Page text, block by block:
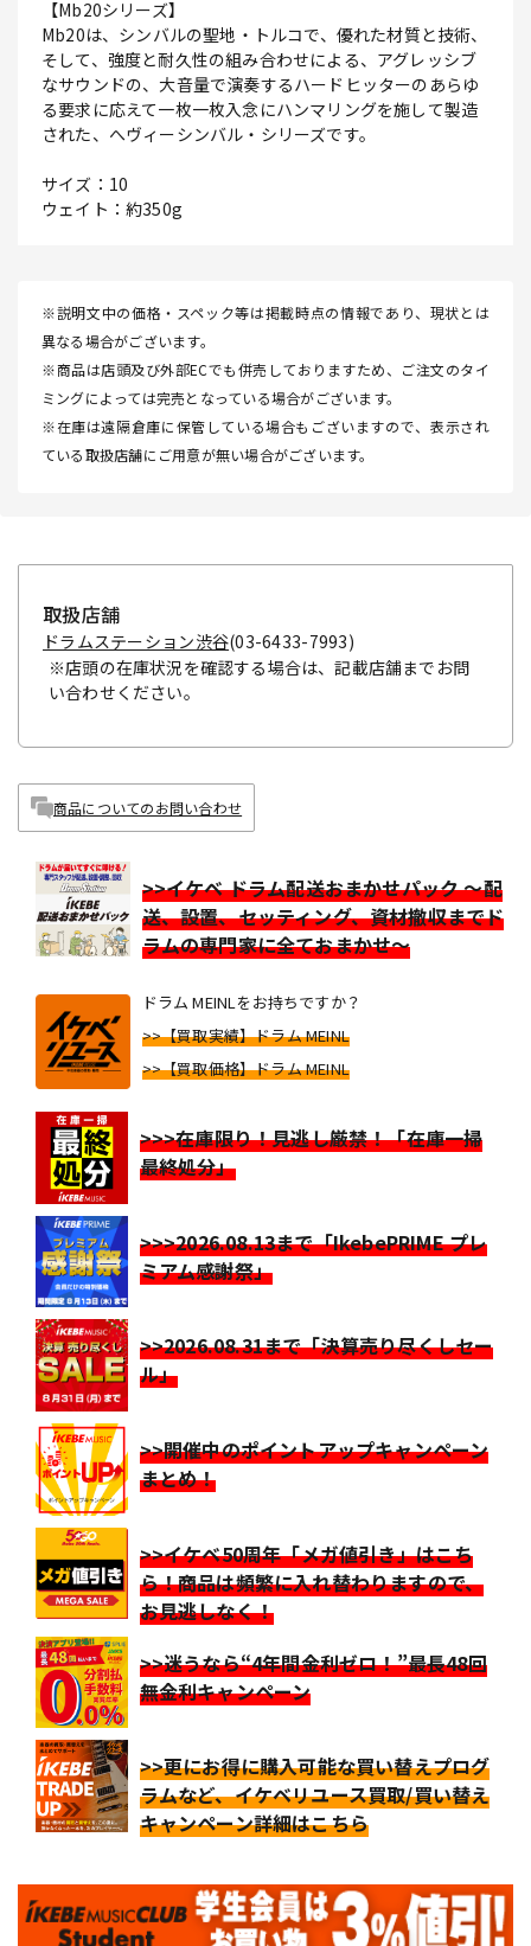
【Mb20シリーズ】
Mb20は、シンバルの聖地・トルコで、優れた材質と技術、
そして、強度と耐久性の組み合わせによる、アグレッシブ
なサウンドの、大音量で演奏するハードヒッターのあらゆ
る要求に応えて一枚一枚入念にハンマリングを施して製造
された、へヴィーシンバル・シリーズです。
サイズ：10
ウェイト：約350g
※説明文中の価格・スペック等は掲載時点の情報であり、現状とは
異なる場合がございます。
※商品は店頭及び外部ECでも併売しておりますため、ご注文のタイ
ミングによっては完売となっている場合がございます。
※在庫は遠隔倉庫に保管している場合もございますので、表示され
ている取扱店舗にご用意が無い場合がございます。
取扱店舗
ドラムステーション渋谷(03-6433-7993)
※店頭の在庫状況を確認する場合は、記載店舗までお問
い合わせください。
商品についてのお問い合わせ
>>イケベ ドラム配送おまかせパック ～配
送、設置、セッティング、資材撤収までド
ラムの専門家に全ておまかせ～
ドラム MEINLをお持ちですか？
>>【買取実績】ドラム MEINL
>>【買取価格】ドラム MEINL
>>>在庫限り！見逃し厳禁！「在庫一掃
最終処分」
>>>2026.08.13まで「IkebePRIME プレ
ミアム感謝祭」
>>2026.08.31まで「決算売り尽くしセー
ル」
>>開催中のポイントアップキャンペーン
まとめ！
>>イケベ50周年「メガ値引き」はこち
ら！商品は頻繁に入れ替わりますので、
お見逃しなく！
>>迷うなら“4年間金利ゼロ！”最長48回
無金利キャンペーン
>>更にお得に購入可能な買い替えプログ
ラムなど、イケベリユース買取/買い替え
キャンペーン詳細はこちら